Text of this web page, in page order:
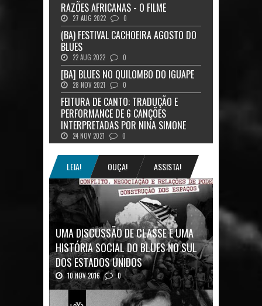
RAZÕES AFRICANAS - O FILME
27 AUG 2022 0
(BA) FESTIVAL CACHOEIRA AGOSTO DO
BLUES
22 AUG 2022 0
[BA] BLUES NO QUILOMBO DO IGUAPE
28 NOV 2021 0
FEITURA DE CANTO: TRADUÇÃO E
PERFORMANCE DE 6 CANÇÕES
INTERPRETADAS POR NINA SIMONE
24 NOV 2021 0
LEIA! OUÇA! ASSISTA!
UMA DISCUSSÃO DE CLASSE E UMA
HISTÓRIA SOCIAL DO BLUES NO SUL
DOS ESTADOS UNIDOS
10 NOV 2016 0
Mais uma ótima oportunidade de se